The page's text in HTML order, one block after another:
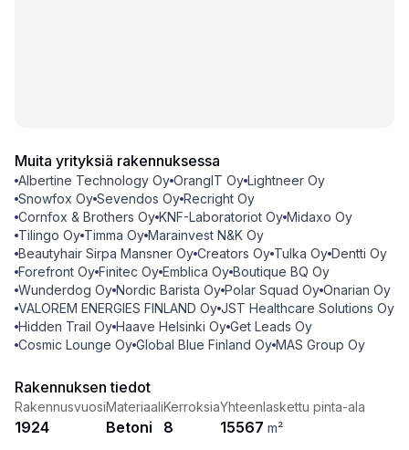
Muita yrityksiä rakennuksessa
Albertine Technology Oy OrangIT Oy Lightneer Oy
Snowfox Oy Sevendos Oy Recright Oy
Cornfox & Brothers Oy KNF-Laboratoriot Oy Midaxo Oy
Tilingo Oy Timma Oy Marainvest N&K Oy
Beautyhair Sirpa Mansner Oy Creators Oy Tulka Oy Dentti Oy
Forefront Oy Finitec Oy Emblica Oy Boutique BQ Oy
Wunderdog Oy Nordic Barista Oy Polar Squad Oy Onarian Oy
VALOREM ENERGIES FINLAND Oy JST Healthcare Solutions Oy
Hidden Trail Oy Haave Helsinki Oy Get Leads Oy
Cosmic Lounge Oy Global Blue Finland Oy MAS Group Oy
Rakennuksen tiedot
Rakennusvuosi
1924
Materiaali
Betoni
Kerroksia
8
Yhteenlaskettu pinta-ala
15567 m²